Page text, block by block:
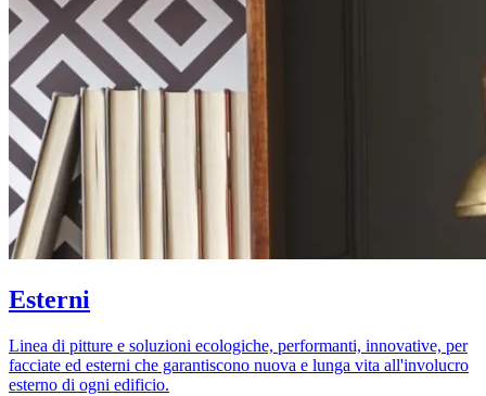
Esterni
Linea di pitture e soluzioni ecologiche, performanti, innovative, per
facciate ed esterni che garantiscono nuova e lunga vita all'involucro
esterno di ogni edificio.